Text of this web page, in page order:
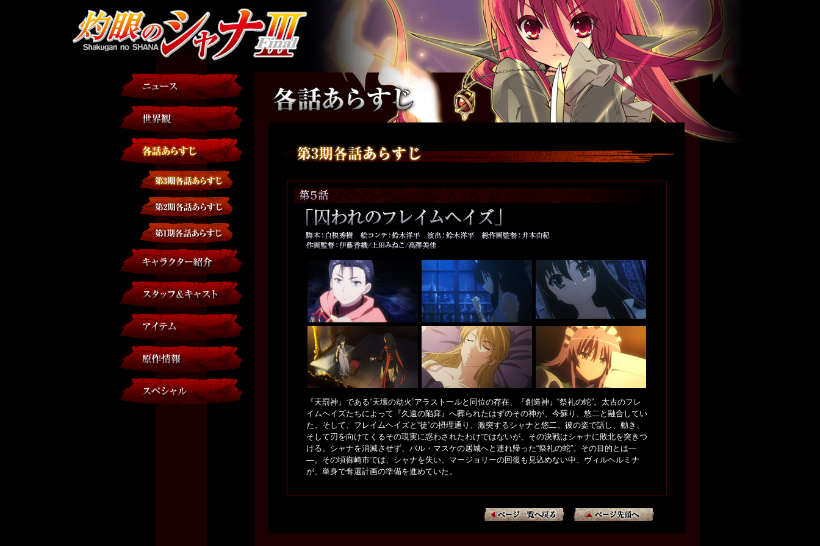
『天罰神』である“天壤の劫火”アラストールと同位の存在、『創造神』“祭礼の蛇”。太古のフレ
イムヘイズたちによって『久遠の陥穽』へ葬られたはずのその神が、今蘇り、悠二と融合してい
た。そして、フレイムヘイズと“徒”の摂理通り、激突するシャナと悠二。彼の姿で話し、動き、
そして刃を向けてくるその現実に惑わされたわけではないが、その決戦はシャナに敗北を突きつ
ける。シャナを消滅させず、バル・マスケの居城へと連れ帰った“祭礼の蛇”。その目的とは―
―。その頃御崎市では、シャナを失い、マージョリーの回復も見込めない中、ヴィルヘルミナ
が、単身で奪還計画の準備を進めていた。